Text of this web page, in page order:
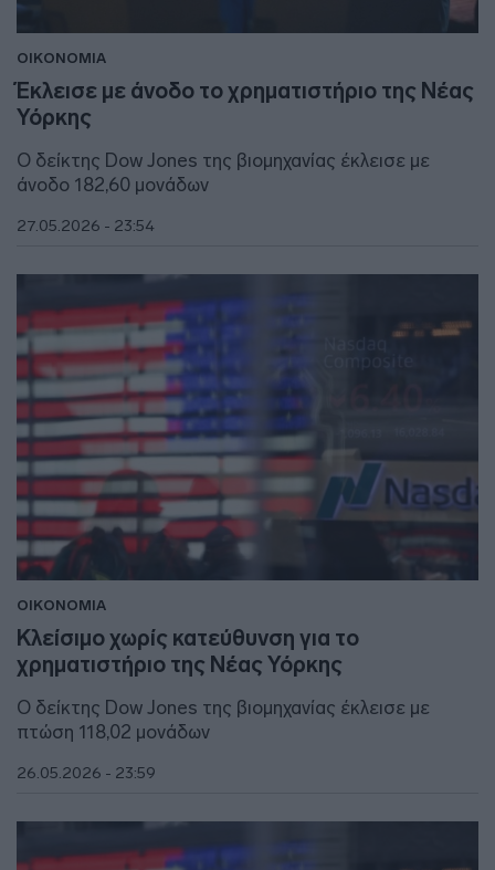
ΟΙΚΟΝΟΜΙΑ
Έκλεισε με άνοδο το χρηματιστήριο της Νέας
Υόρκης
Ο δείκτης Dow Jones της βιομηχανίας έκλεισε με
άνοδο 182,60 μονάδων
27.05.2026 - 23:54
ΟΙΚΟΝΟΜΙΑ
Κλείσιμο χωρίς κατεύθυνση για το
χρηματιστήριο της Νέας Υόρκης
Ο δείκτης Dow Jones της βιομηχανίας έκλεισε με
πτώση 118,02 μονάδων
26.05.2026 - 23:59